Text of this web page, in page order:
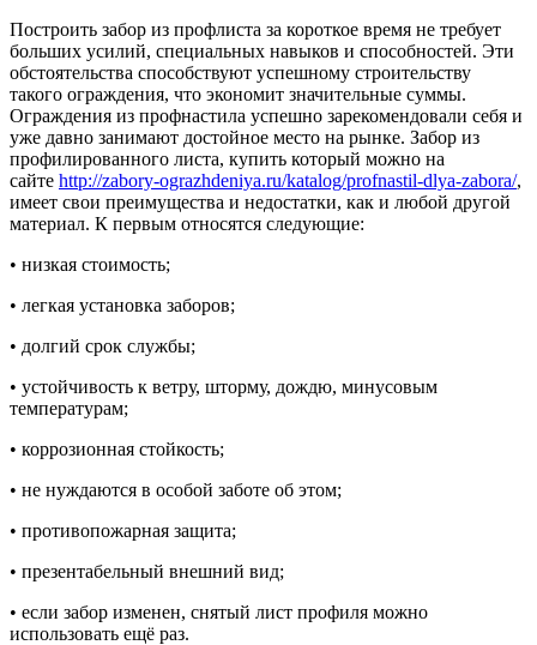
Построить забор из профлиста за короткое время не требует
больших усилий, специальных навыков и способностей. Эти
обстоятельства способствуют успешному строительству
такого ограждения, что экономит значительные суммы.
Ограждения из профнастила успешно зарекомендовали себя и
уже давно занимают достойное место на рынке. Забор из
профилированного листа, купить который можно на
сайте http://zabory-ograzhdeniya.ru/katalog/profnastil-dlya-zabora/,
имеет свои преимущества и недостатки, как и любой другой
материал. К первым относятся следующие:
• низкая стоимость;
• легкая установка заборов;
• долгий срок службы;
• устойчивость к ветру, шторму, дождю, минусовым
температурам;
• коррозионная стойкость;
• не нуждаются в особой заботе об этом;
• противопожарная защита;
• презентабельный внешний вид;
• если забор изменен, снятый лист профиля можно
использовать ещё раз.